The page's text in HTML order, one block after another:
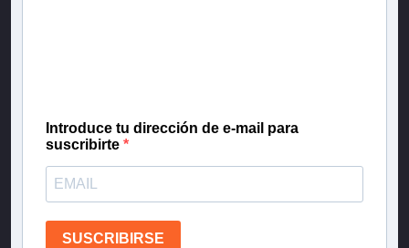
Introduce tu dirección de e-mail para
suscribirte
SUSCRIBIRSE